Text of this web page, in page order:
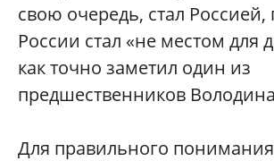
свою очередь, стал Россией,
России стал «не местом для
как точно заметил один из
предшественников
Для правильного понимания